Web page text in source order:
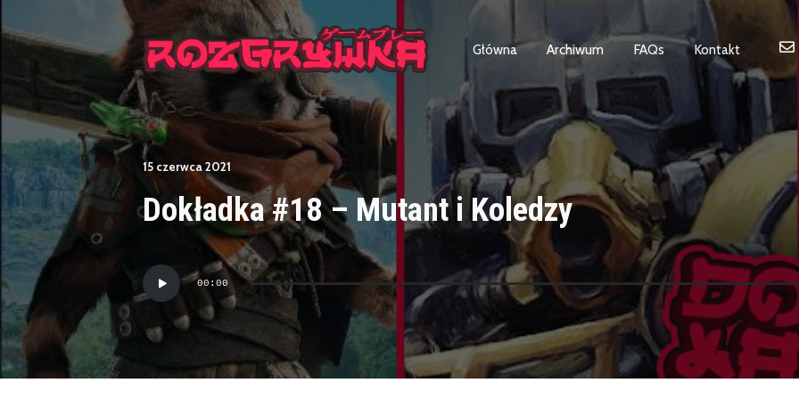
Główna Archiwum FAQs Kontakt
15 czerwca 2021
Dokładka #18 – Mutant i Koledzy
Odtwarzacz
plików
dźwiękowych
00:00